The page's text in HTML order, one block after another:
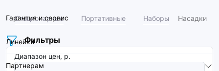
Гарантия и сервис
Линейки
Партнерам
Стационарные Портативные Наборы Насадки
Фильтры
Диапазон цен, р.